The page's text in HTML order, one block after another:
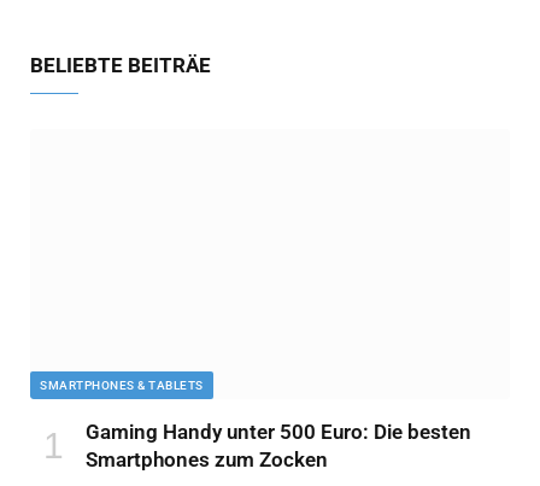
BELIEBTE BEITRÄE
SMARTPHONES & TABLETS
Gaming Handy unter 500 Euro: Die besten
Smartphones zum Zocken